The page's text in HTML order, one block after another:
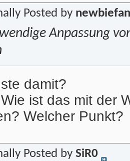
Posted by newbiefan
Anpassung
damit?
ist das mit der
Welcher Punkt?
Posted by SiR0